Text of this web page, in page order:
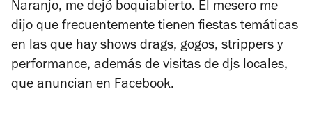
Naranjo, me dejó boquiabierto. El mesero me
dijo que frecuentemente tienen fiestas temáticas
en las que hay shows drags, gogos, strippers y
performance, además de visitas de djs locales,
que anuncian en Facebook.